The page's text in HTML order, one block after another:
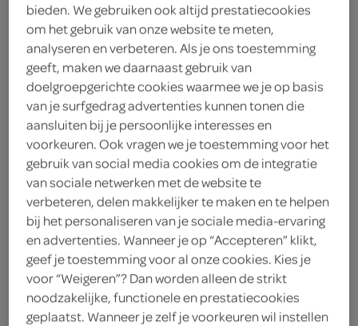
adres & contactgegevens
+31108994078
16303@nl.eg.group
Vaanweg 85 3084 EC Rotterdam
plan je route
bekijk meer vestigingen
KVK
bieden. We gebruiken ook altijd prestatiecookies
om het gebruik van onze website te meten,
analyseren en verbeteren. Als je ons toestemming
geeft, maken we daarnaast gebruik van
doelgroepgerichte cookies waarmee we je op basis
van je surfgedrag advertenties kunnen tonen die
aansluiten bij je persoonlijke interesses en
voorkeuren. Ook vragen we je toestemming voor het
gebruik van social media cookies om de integratie
van sociale netwerken met de website te
verbeteren, delen makkelijker te maken en te helpen
bij het personaliseren van je sociale media-ervaring
en advertenties. Wanneer je op “Accepteren” klikt,
geef je toestemming voor al onze cookies. Kies je
voor “Weigeren”? Dan worden alleen de strikt
noodzakelijke, functionele en prestatiecookies
geplaatst. Wanneer je zelf je voorkeuren wil instellen